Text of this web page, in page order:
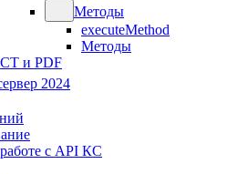
Методы
executeMethod
Методы
и PDF
2024
с API КС